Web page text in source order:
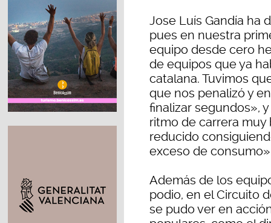
Jose Luís Gandía ha
pues en nuestra
equipo desde cero
de equipos que ya
catalana. Tuvimos
que nos penalizó y
finalizar segundos»,
ritmo de carrera
reducido
exceso de
Además de los
podio, en el Circuito
se pudo ver en